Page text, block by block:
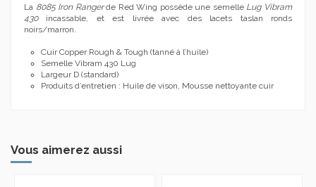
La 8085 Iron Rangerde Red Wing possède une semelle Lug Vibram
430incassable, et est livrée avec des lacets taslan ronds
noirs/marron.
Cuir Copper Rough & Tough (tanné à l’huile)
Semelle Vibram 430 Lug
Largeur D (standard)
Produits d’entretien : Huile de vison, Mousse nettoyante cuir
Vous aimerez aussi